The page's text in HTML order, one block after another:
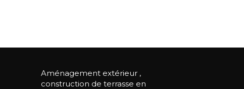
Aménagement extérieur ,
construction de terrasse en